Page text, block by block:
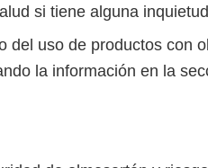
si tiene alguna
del uso de productos con
la información en la